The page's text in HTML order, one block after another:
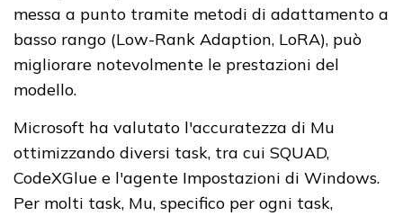
messa a punto tramite metodi di adattamento a
basso rango (Low-Rank Adaption, LoRA), può
migliorare notevolmente le prestazioni del
modello.
Microsoft ha valutato l'accuratezza di Mu
ottimizzando diversi task, tra cui SQUAD,
CodeXGlue e l'agente Impostazioni di Windows.
Per molti task, Mu, specifico per ogni task,